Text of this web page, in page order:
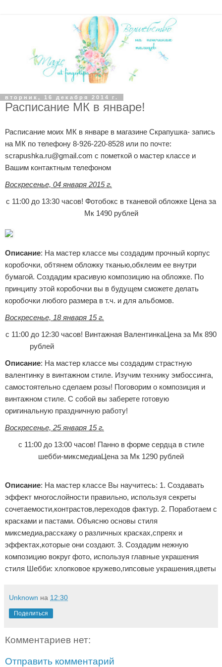
вторник, 16 декабря 2014 г.
Расписание МК в январе!
Расписание моих МК в январе в магазине Скрапушка- запись
на МК по телефону 8-926-220-8528 или по почте:
scrapushka.ru@gmail.com с пометкой о мастер классе и
Вашим контактным телефоном
Воскресенье, 04 января 2015 г.
с 11:00 до 13:30 часов! Фотобокс в тканевой обложке Цена за
Мк 1490 рублей
Описание: На мастер классе мы создадим прочный корпус
коробочки, обтянем обложку тканью,обклеим ее внутри
бумагой. Создадим красивую композицию на обложке. По
принципу этой коробочки вы в будущем сможете делать
коробочки любого размера в т.ч. и для альбомов.
Воскресенье, 18 января 15 г.
с 11:00 до 12:30 часов! Винтажная ВалентинкаЦена за Мк 890
рублей
Описание: На мастер классе мы создадим страстную
валентинку в винтажном стиле. Изучим технику эмбоссинга,
самостоятельно сделаем розы! Поговорим о композиция и
винтажном стиле. С собой вы заберете готовую
оригинальную праздничную работу!
Воскресенье, 25 января 15 г.
с 11:00 до 13:00 часов! Панно в форме сердца в стиле
шебби-миксмедиаЦена за Мк 1290 рублей
Описание: На мастер классе Вы научитесь: 1. Создавать
эффект многослойности правильно, используя секреты
сочетаемости,контрастов,переходов фактур. 2. Поработаем с
красками и пастами. Объясню основы стиля
миксмедиа,расскажу о различных красках,спреях и
эффектах,которые они создают. 3. Создадим нежную
композицию вокруг фото, используя главные украшения
стиля Шебби: хлопковое кружево,гипсовые украшения,цветы
Unknown на 12:30
Поделиться
Комментариев нет:
Отправить комментарий